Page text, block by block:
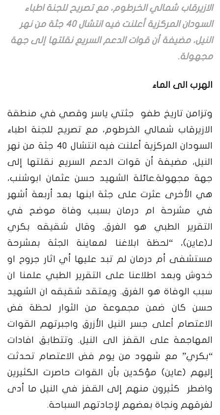
الازيرقاب شمالي الخرطوم، مع تصريح للجنة اطباء
السودان المركزية أعلنت فيه انتشال 40 جثة من نهر
النيل، مضيفة أن قوات الدعم السريع نقلتها إلى جهة
مجهولة.
الهرب الى الماء
وتزامن تاريخ طفو جثتي ياسر وقصي في منطقة
الازيرقاب شمالي الخرطوم، مع تصريح للجنة اطباء
السودان المركزية أعلنت فيه
انتشال 40 جثة من نهر
النيل، مضيفة أن قوات الدعم السريع نقلتها إلى
جهة مجهولة.عائلة الشهيد حسن عثمان ابوشنب،
هي الأخرى عثرت على جثة ابنها بعد أربعة أشهر
في مشرحة ام درمان بسبب وفاة موضح في
التقرير الطبي هو الغرق. وقال شقيقه بكري
لـ(عاين)، “لحظة ابلاغنا لمعاينة الجثة بمشرحة
مستشفى أم درمان لم تبد عليها أي اثار جروح او
خدوش وبعد اطلاعنا على التقرير الطبي علمنا ان
سبب الوفاة هو الغرق. ويعتقد شقيقه ان الشهيد
حسن كان ضمن مجموعة من الثوار لحظة فض
الاعتصام أعلى جسر النيل الأزرق واجبرتهم القوات
المهاجمة على القفز الى النيل. وتتطابق افادات
“بكري” مع شهود من يوم فض الاعتصام تحدثت
إليهم (عاين) مؤكدين بأن القوات حاصرت الكثيرين
واضطر كثيرون منهم إلى القفز في النيل ما أدى
لغرقهم ونجاة بعضهم لإجادتهم السباحة.